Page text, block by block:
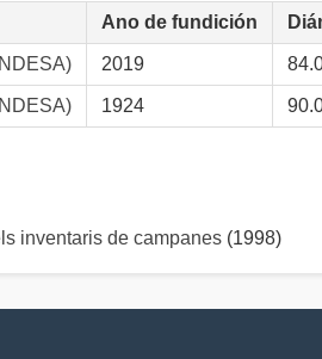
Ano de fundición
2019
1924
inventaris de campanes (1998)